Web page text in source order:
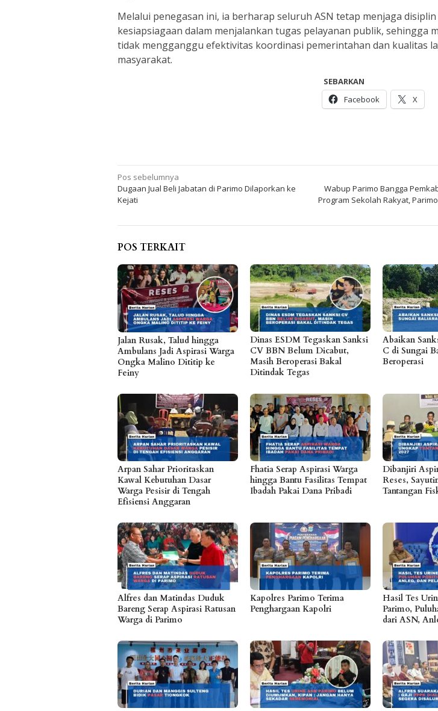
Melalui penegasan ini, ia berharap seluruh ASN tetap menjaga disiplin
kesiapsiagaan dalam menjalankan tugas pelayanan publik, sehingga
tidak mengganggu efektivitas koordinasi pemerintahan dan kualitas
masyarakat.
SEBARKAN
Facebook
X
Navigasi
pos
Pos sebelumnya
Dugaan Jual Beli Jabatan di Parimo Dilaporkan ke
Kejati
Wabup Parimo Bangga
Program Sekolah Rakyat,
POS TERKAIT
Jalan Rusak, Talud hingga
Ambulans Jadi Aspirasi Warga
Ongka Malino Dititip ke
Feiny
Dinas ESDM Tegaskan Sanksi
CV BBN Belum Dicabut,
Masih Beroperasi Bakal
Ditindak Tegas
Abaikan
C di Sungai
Beroperasi
Arpan Sahar Prioritaskan
Kawal Kebutuhan Dasar
Warga Pesisir di Tengah
Efisiensi Anggaran
Fhatia Serap Aspirasi Warga
hingga Bantu Fasilitas Tempat
Ibadah Pakai Dana Pribadi
Dibanjiri
Reses,
Tantangan
Alfres dan Matindas Duduk
Bareng Serap Aspirasi Ratusan
Warga di Parimo
Kapolres Parimo Terima
Penghargaan Kapolri
Hasil Tes
Parimo,
dari ASN,